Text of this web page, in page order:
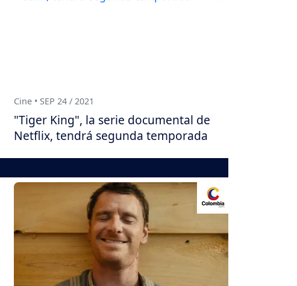
Cine • SEP 24 / 2021
"Tiger King", la serie documental de
Netflix, tendrá segunda temporada